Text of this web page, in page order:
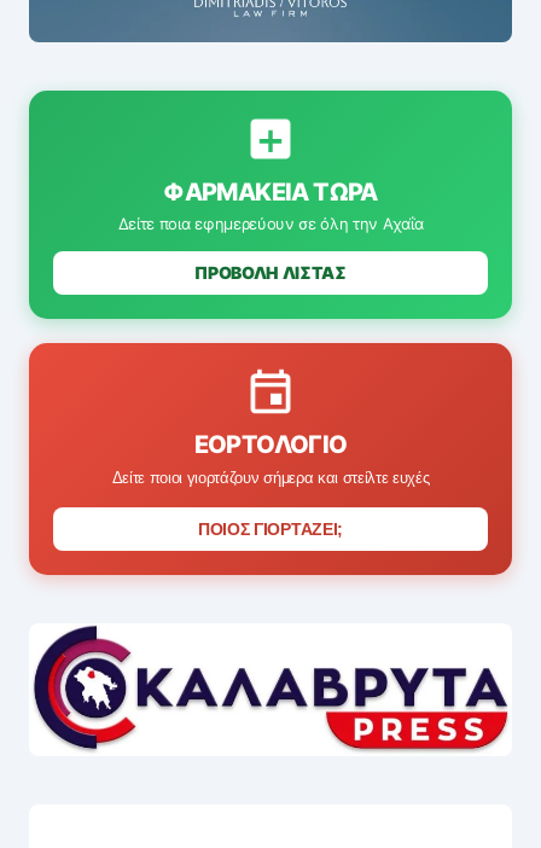
ΦΑΡΜΑΚΕΊΑ ΤΏΡΑ
Δείτε ποια εφημερεύουν σε όλη την Αχαΐα
ΠΡΟΒΟΛΗ ΛΙΣΤΑΣ
ΕΟΡΤΟΛΌΓΙΟ
Δείτε ποιοι γιορτάζουν σήμερα και στείλτε ευχές
ΠΟΙΟΣ ΓΙΟΡΤΑΖΕΙ;